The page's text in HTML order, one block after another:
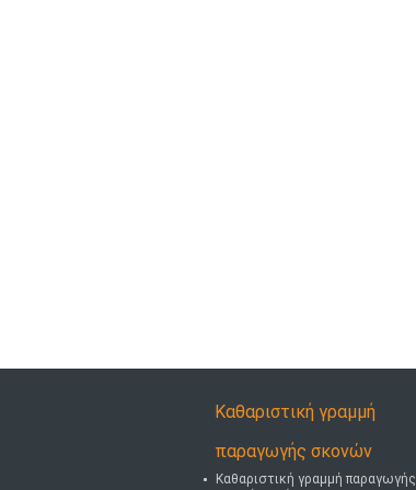
Καθαριστική γραμμή
παραγωγής σκονών
Καθαριστική γραμμή παραγωγής